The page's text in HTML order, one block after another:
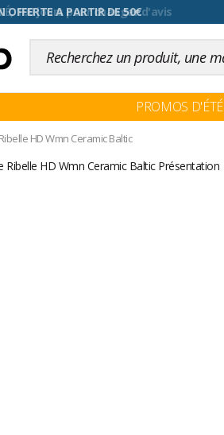
100 jours pour changer d'avis
PROMOS D'ÉTÉ
Ribelle HD Wmn Ceramic Baltic